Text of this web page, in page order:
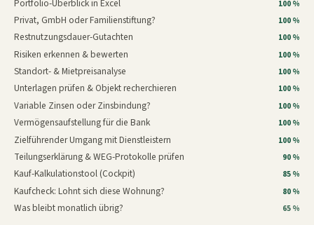
Portfolio-Überblick in Excel 100 %
Privat, GmbH oder Familienstiftung? 100 %
Restnutzungsdauer-Gutachten 100 %
Risiken erkennen & bewerten 100 %
Standort- & Mietpreisanalyse 100 %
Unterlagen prüfen & Objekt recherchieren 100 %
Variable Zinsen oder Zinsbindung? 100 %
Vermögensaufstellung für die Bank 100 %
Zielführender Umgang mit Dienstleistern 100 %
Teilungserklärung & WEG-Protokolle prüfen 90 %
Kauf-Kalkulationstool (Cockpit) 85 %
Kaufcheck: Lohnt sich diese Wohnung? 80 %
Was bleibt monatlich übrig? 65 %